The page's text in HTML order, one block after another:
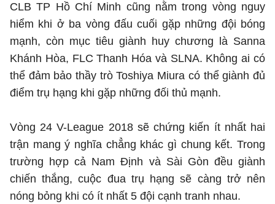
CLB TP Hồ Chí Minh cũng nằm trong vòng nguy
hiểm khi ở ba vòng đấu cuối gặp những đội bóng
mạnh, còn mục tiêu giành huy chương là Sanna
Khánh Hòa, FLC Thanh Hóa và SLNA. Không ai có
thể đảm bảo thầy trò Toshiya Miura có thể giành đủ
điểm trụ hạng khi gặp những đối thủ mạnh.
Vòng 24 V-League 2018 sẽ chứng kiến ít nhất hai
trận mang ý nghĩa chẳng khác gì chung kết. Trong
trường hợp cả Nam Định và Sài Gòn đều giành
chiến thắng, cuộc đua trụ hạng sẽ càng trở nên
nóng bỏng khi có ít nhất 5 đội cạnh tranh nhau.